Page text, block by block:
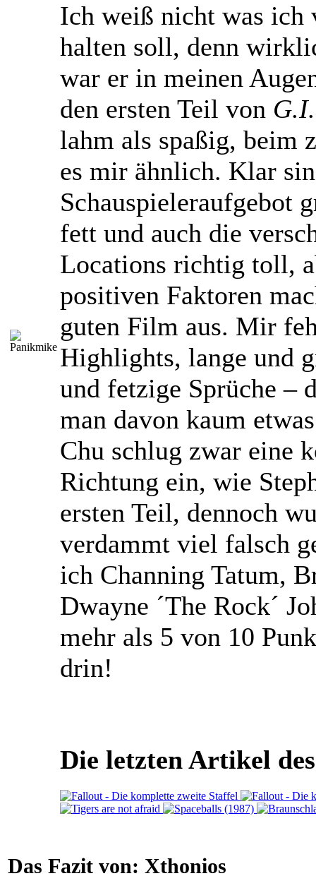
Ich weiß nicht was ich
halten soll, denn
war er in meinen
den ersten Teil von
lahm als spaßig, beim
es mir ähnlich. Klar
Schauspieleraufgebot
fett und auch die
Locations richtig toll,
positiven Faktoren
guten Film aus. Mir
Highlights, lange und
und fetzige Sprüche –
man davon kaum
Chu schlug zwar eine
Richtung ein, wie
ersten Teil, dennoch
verdammt viel falsch
ich Channing Tatum,
Dwayne ´The Rock´
mehr als 5 von 10
drin!
Die letzten Artikel
Das Fazit von: Xthonios